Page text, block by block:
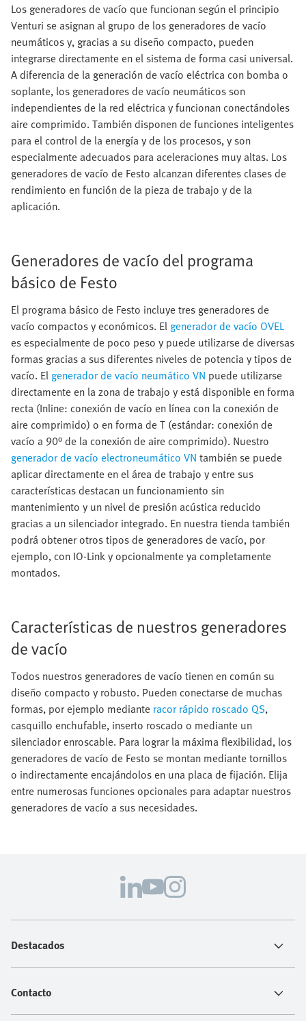
Los generadores de vacío que funcionan según el principio
Venturi se asignan al grupo de los generadores de vacío
neumáticos y, gracias a su diseño compacto, pueden
integrarse directamente en el sistema de forma casi universal.
A diferencia de la generación de vacío eléctrica con bomba o
soplante, los generadores de vacío neumáticos son
independientes de la red eléctrica y funcionan conectándoles
aire comprimido. También disponen de funciones inteligentes
para el control de la energía y de los procesos, y son
especialmente adecuados para aceleraciones muy altas. Los
generadores de vacío de Festo alcanzan diferentes clases de
rendimiento en función de la pieza de trabajo y de la
aplicación.
Generadores de vacío del programa
básico de Festo
El programa básico de Festo incluye tres generadores de
vacío compactos y económicos. Elgenerador de vacío OVEL
es especialmente de poco peso y puede utilizarse de diversas
formas gracias a sus diferentes niveles de potencia y tipos de
vacío. Elgenerador de vacío neumático VN puede utilizarse
directamente en la zona de trabajo y está disponible en forma
recta (Inline: conexión de vacío en línea con la conexión de
aire comprimido) o en forma de T (estándar: conexión de
vacío a 90° de la conexión de aire comprimido). Nuestro
generador de vacío electroneumático VN también se puede
aplicar directamente en el área de trabajo y entre sus
características destacan un funcionamiento sin
mantenimiento y un nivel de presión acústica reducido
gracias a un silenciador integrado. En nuestra tienda también
podrá obtener otros tipos de generadores de vacío, por
ejemplo, con IO-Link y opcionalmente ya completamente
montados.
Características de nuestros generadores
de vacío
Todos nuestros generadores de vacío tienen en común su
diseño compacto y robusto. Pueden conectarse de muchas
formas, por ejemplo mediante racor rápido roscado QS,
casquillo enchufable, inserto roscado o mediante un
silenciador enroscable. Para lograr la máxima flexibilidad, los
generadores de vacío de Festo se montan mediante tornillos
o indirectamente encajándolos en una placa de fijación. Elija
entre numerosas funciones opcionales para adaptar nuestros
generadores de vacío a sus necesidades.
Destacados
Contacto